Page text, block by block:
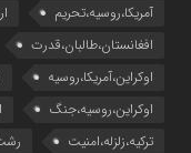
آمریکا،روسیه،تحریم
افغانستان،طالبان،قدرت
اوکراین،آمریکا،روسیه
اوکراین،روسیه،جنگ
ترکیه،زلزله،امنیت